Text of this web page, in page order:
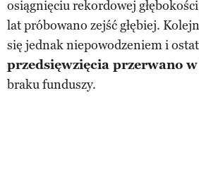
osiągnięciu rekordowej
lat próbowano zejść głębiej.
się jednak niepowodzeniem i
przedsięwzięcia przerwano
braku funduszy.